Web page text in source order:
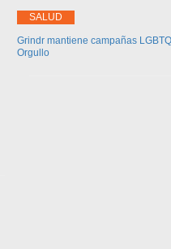
SALUD
Grindr mantiene campañas
Orgullo